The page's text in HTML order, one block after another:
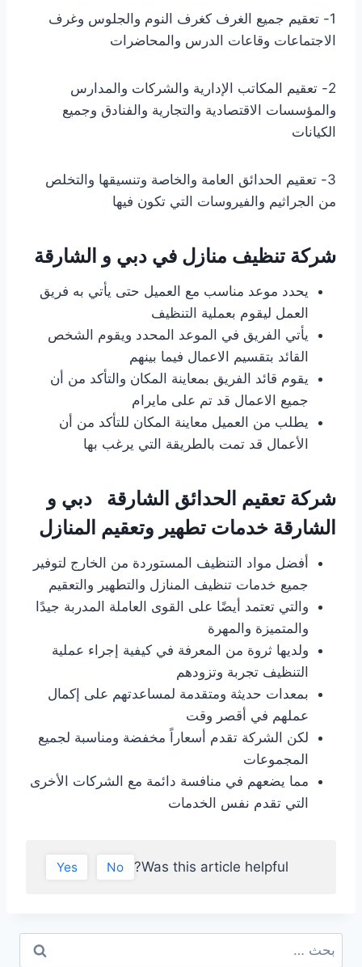
1- تعقيم جميع الغرف كغرف النوم والجلوس وغرف
الاجتماعات وقاعات الدرس والمحاضرات
2- تعقيم المكاتب الإدارية والشركات والمدارس
والمؤسسات الاقتصادية والتجارية والفنادق وجميع
الكيانات
3- تعقيم الحدائق العامة والخاصة وتنسيقها والتخلص
من الجراثيم والفيروسات التي تكون فيها
شركة تنظيف منازل في دبي و الشارقة
يحدد موعد مناسب مع العميل حتى يأتي به فريق
العمل ليقوم بعملية التنظيف
يأتي الفريق في الموعد المحدد ويقوم الشخص
القائد بتقسيم الاعمال فيما بينهم
يقوم قائد الفريق بمعاينة المكان والتأكد من أن
جميع الاعمال قد تم على مايرام
يطلب من العميل معاينة المكان للتأكد من أن
الأعمال قد تمت بالطريقة التي يرغب بها
شركة تعقيم الحدائق الشارقة دبي و
الشارقة خدمات تطهير وتعقيم المنازل
أفضل مواد التنظيف المستوردة من الخارج لتوفير
جميع خدمات تنظيف المنازل والتطهير والتعقيم
والتي تعتمد أيضًا على القوى العاملة المدربة جيدًا
والمتميزة والمهرة
ولديها ثروة من المعرفة في كيفية إجراء عملية
التنظيف تجربة وتزودهم
بمعدات حديثة ومتقدمة لمساعدتهم على إكمال
عملهم في أقصر وقت
لكن الشركة تقدم أسعاراً مخفضة ومناسبة لجميع
المجموعات
مما يضعهم في منافسة دائمة مع الشركات الأخرى
التي تقدم نفس الخدمات
Was this article helpful?
Yes No